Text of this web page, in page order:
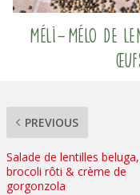
Méli-Mélo de
PREVIOUS
Salade de lentilles beluga,
brocoli rôti & crème de
gorgonzola